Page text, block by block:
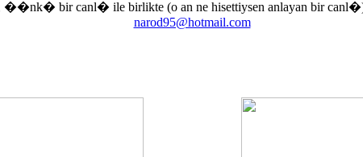
��nk� bir canl� ile birlikte (o an ne hisettiysen anlayan bir
narod95@hotmail.com